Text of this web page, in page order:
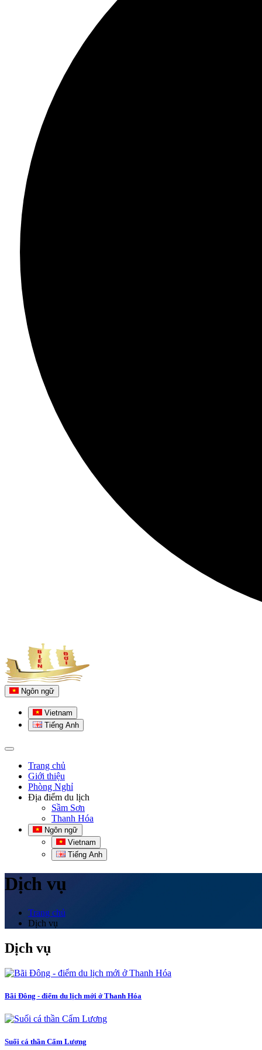
Ngôn ngữ
Vietnam
Tiếng Anh
Trang chủ
Giới thiệu
Phòng Nghỉ
Địa điểm du lịch
Sầm Sơn
Thanh Hóa
Ngôn ngữ
Vietnam
Tiếng Anh
Dịch vụ
Trang chủ
Dịch vụ
Dịch vụ
Bãi Đông - điểm du lịch mới ở Thanh Hóa
Suối cá thần Cẩm Lương